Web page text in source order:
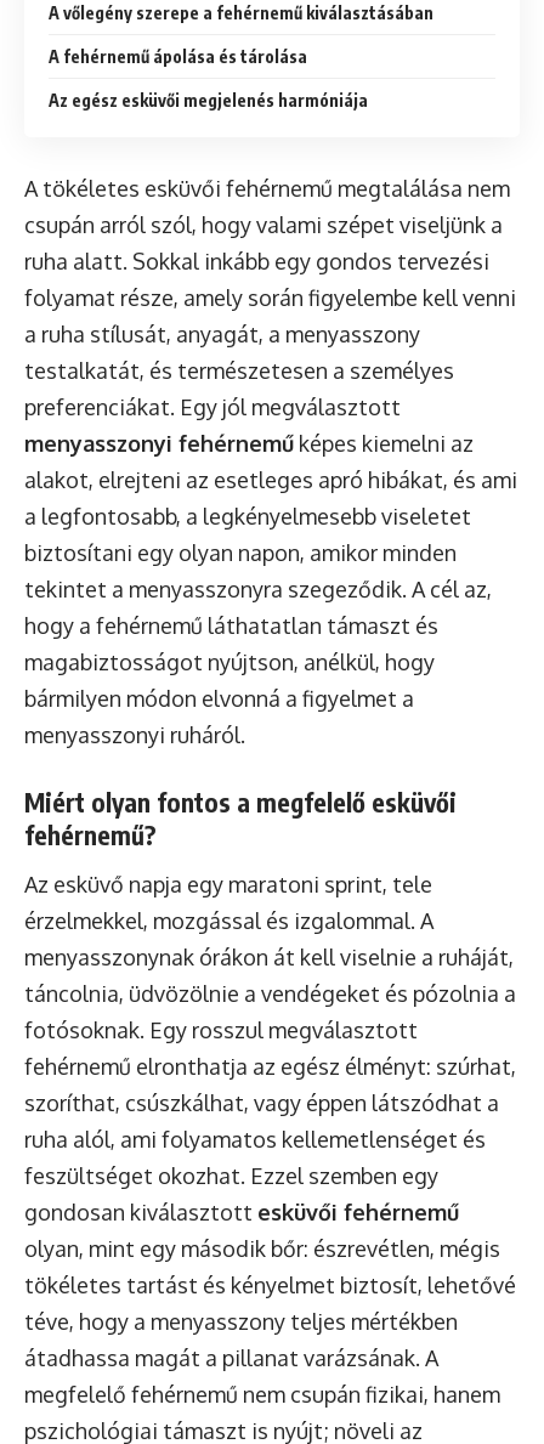
A vőlegény szerepe a fehérnemű kiválasztásában
A fehérnemű ápolása és tárolása
Az egész esküvői megjelenés harmóniája
A tökéletes esküvői fehérnemű megtalálása nem
csupán arról szól, hogy valami szépet viseljünk a
ruha alatt. Sokkal inkább egy gondos tervezési
folyamat része, amely során figyelembe kell venni
a ruha stílusát, anyagát, a menyasszony
testalkatát, és természetesen a személyes
preferenciákat. Egy jól megválasztott
menyasszonyi fehérnemű képes kiemelni az
alakot, elrejteni az esetleges apró hibákat, és ami
a legfontosabb, a legkényelmesebb viseletet
biztosítani egy olyan napon, amikor minden
tekintet a menyasszonyra szegeződik. A cél az,
hogy a fehérnemű láthatatlan támaszt és
magabiztosságot nyújtson, anélkül, hogy
bármilyen módon elvonná a figyelmet a
menyasszonyi ruháról.
Miért olyan fontos a megfelelő esküvői
fehérnemű?
Az esküvő napja egy maratoni sprint, tele
érzelmekkel, mozgással és izgalommal. A
menyasszonynak órákon át kell viselnie a ruháját,
táncolnia, üdvözölnie a vendégeket és pózolnia a
fotósoknak. Egy rosszul megválasztott
fehérnemű elronthatja az egész élményt: szúrhat,
szoríthat, csúszkálhat, vagy éppen látszódhat a
ruha alól, ami folyamatos kellemetlenséget és
feszültséget okozhat. Ezzel szemben egy
gondosan kiválasztott esküvői fehérnemű
olyan, mint egy második bőr: észrevétlen, mégis
tökéletes tartást és kényelmet biztosít, lehetővé
téve, hogy a menyasszony teljes mértékben
átadhassa magát a pillanat varázsának. A
megfelelő fehérnemű nem csupán fizikai, hanem
pszichológiai támaszt is nyújt; növeli az